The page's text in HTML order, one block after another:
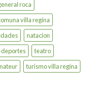
roca
villa regina
natacion
deportes
teatro
turismo villa regina